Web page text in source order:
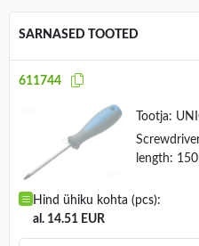
SARNASED TOOTED
611744
Tootja:
length:
Hind ühiku kohta (pcs):
al. 14.51 EUR